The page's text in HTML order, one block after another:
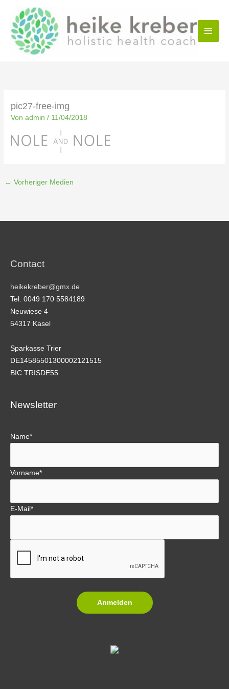
Inhalt
springen
pic27-free-img
Vonadmin/ 11/04/2018
← Vorheriger Medien
Contact
heikekreber@gmx.de
Tel. 0049 170 5584189
Neuwiese 4
54317 Kasel
Sparkasse Trier
DE14585501300002121515
BIC TRISDE55
Newsletter
Name*
Vorname*
E-Mail*
Anmelden